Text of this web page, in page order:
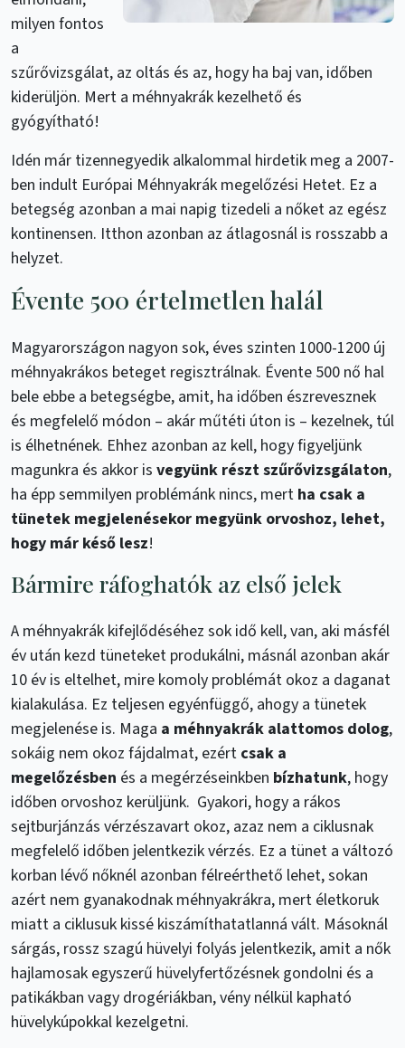
milyen fontos
a
szűrővizsgálat, az oltás és az, hogy ha baj van, időben
kiderüljön. Mert a méhnyakrák kezelhető és
gyógyítható!
Idén már tizennegyedik alkalommal hirdetik meg a 2007-
ben indult Európai Méhnyakrák megelőzési Hetet. Ez a
betegség azonban a mai napig tizedeli a nőket az egész
kontinensen. Itthon azonban az átlagosnál is rosszabb a
helyzet.
Évente 500 értelmetlen halál
Magyarországon nagyon sok, éves szinten 1000-1200 új
méhnyakrákos beteget regisztrálnak. Évente 500 nő hal
bele ebbe a betegségbe, amit, ha időben észrevesznek
és megfelelő módon – akár műtéti úton is – kezelnek, túl
is élhetnének. Ehhez azonban az kell, hogy figyeljünk
magunkra és akkor is vegyünk részt szűrővizsgálaton,
ha épp semmilyen problémánk nincs, mert ha csak a
tünetek megjelenésekor megyünk orvoshoz, lehet,
hogy már késő lesz!
Bármire ráfoghatók az első jelek
A méhnyakrák kifejlődéséhez sok idő kell, van, aki másfél
év után kezd tüneteket produkálni, másnál azonban akár
10 év is eltelhet, mire komoly problémát okoz a daganat
kialakulása. Ez teljesen egyénfüggő, ahogy a tünetek
megjelenése is. Maga a méhnyakrák alattomos dolog,
sokáig nem okoz fájdalmat, ezért csak a
megelőzésben és a megérzéseinkben bízhatunk, hogy
időben orvoshoz kerüljünk. Gyakori, hogy a rákos
sejtburjánzás vérzészavart okoz, azaz nem a ciklusnak
megfelelő időben jelentkezik vérzés. Ez a tünet a változó
korban lévő nőknél azonban félreérthető lehet, sokan
azért nem gyanakodnak méhnyakrákra, mert életkoruk
miatt a ciklusuk kissé kiszámíthatatlanná vált. Másoknál
sárgás, rossz szagú hüvelyi folyás jelentkezik, amit a nők
hajlamosak egyszerű hüvelyfertőzésnek gondolni és a
patikákban vagy drogériákban, vény nélkül kapható
hüvelykúpokkal kezelgetni.